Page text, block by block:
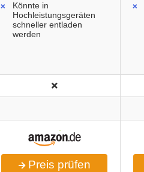
Könnte in
Hochleistungsgeräten
schneller entladen
werden
Preis prüfen